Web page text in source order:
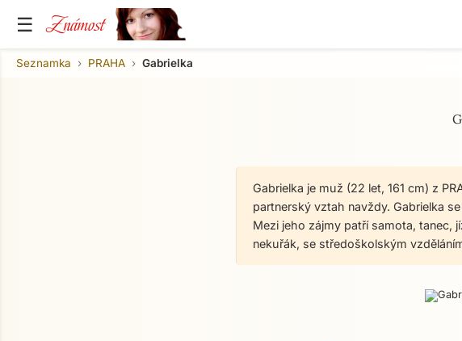
☰ Známost
Seznamka PRAHA Gabrielka
Gabrielka je muž (22 let, 161 cm) z
partnerský vztah navždy. Gabrielka
Mezi jeho zájmy patří samota, tanec,
nekuřák, se středoškolským